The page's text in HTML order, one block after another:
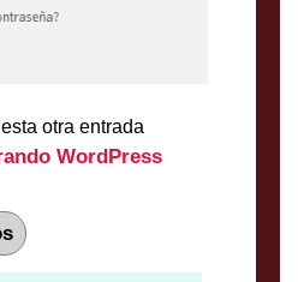
otra entrada
WordPress